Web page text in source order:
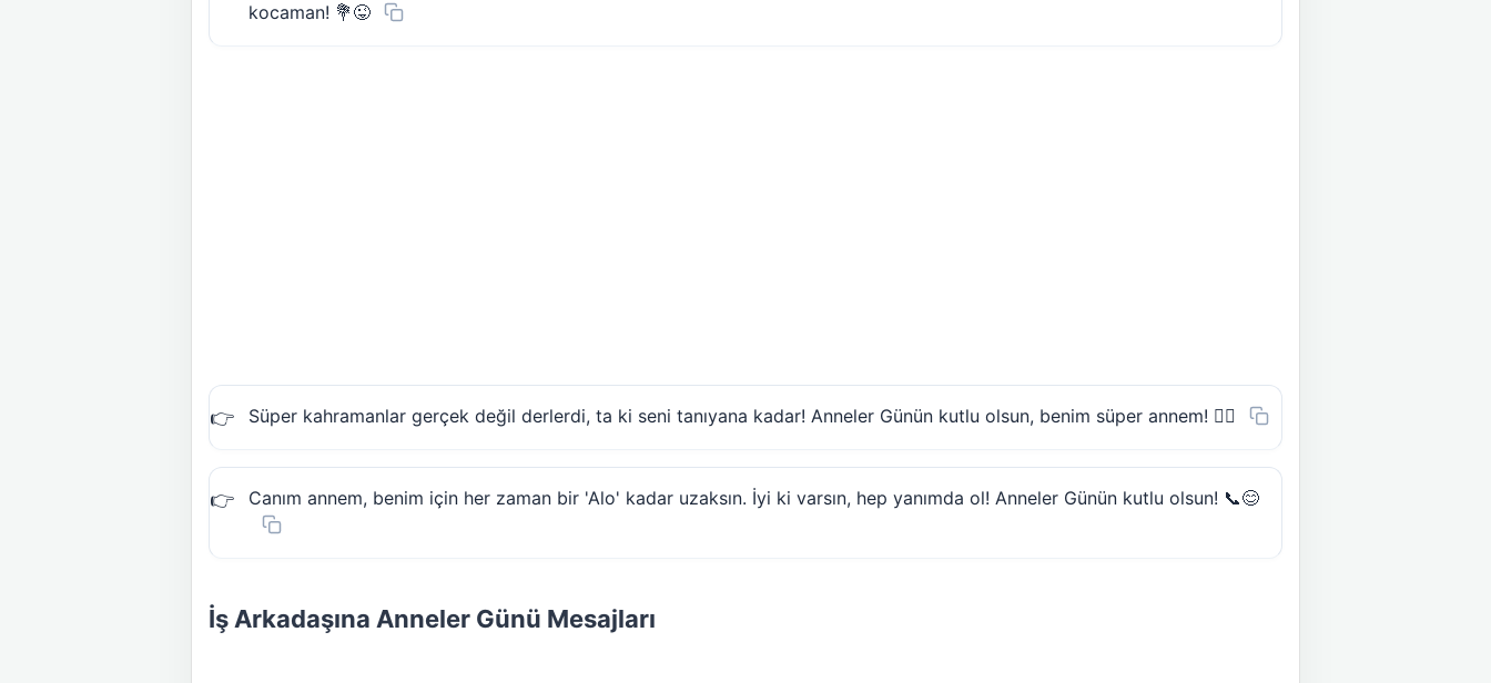
kocaman! 💐😜
Süper kahramanlar gerçek değil derlerdi, ta ki seni tanıyana kadar! Anneler Günün kutlu olsun, benim süper annem! 🦸‍♀️
Canım annem, benim için her zaman bir 'Alo' kadar uzaksın. İyi ki varsın, hep yanımda ol! Anneler Günün kutlu olsun! 📞😊
İş Arkadaşına Anneler Günü Mesajları